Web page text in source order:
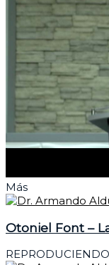
Más
Otoniel Font –
REPRODUCIENDO